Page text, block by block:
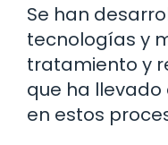
Se han
tecnologías y
tratamiento y
que ha
en estos